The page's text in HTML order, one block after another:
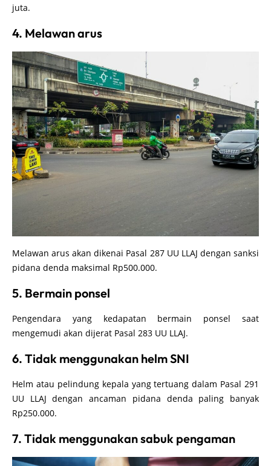
juta.
4. Melawan arus
Melawan arus akan dikenai Pasal 287 UU LLAJ dengan sanksi
pidana denda maksimal Rp500.000.
5. Bermain ponsel
Pengendara yang kedapatan bermain ponsel saat
mengemudi akan dijerat Pasal 283 UU LLAJ.
6. Tidak menggunakan helm SNI
Helm atau pelindung kepala yang tertuang dalam Pasal 291
UU LLAJ dengan ancaman pidana denda paling banyak
Rp250.000.
7. Tidak menggunakan sabuk pengaman